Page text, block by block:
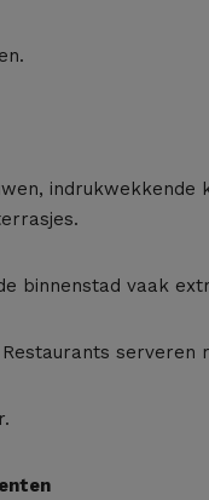
binnenstad vaak